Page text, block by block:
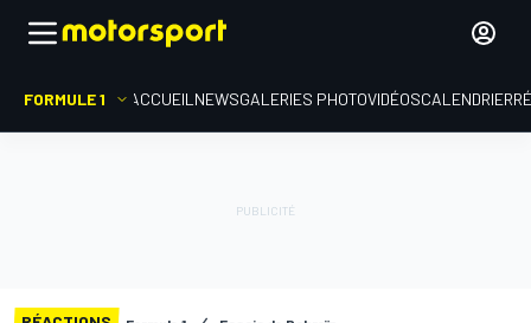
FORMULE 1 ACCUEIL NEWSGALERIES PHOTOVIDÉOSCALENDRIER